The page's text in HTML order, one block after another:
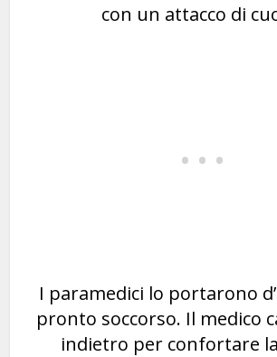
con un attacco di
I paramedici lo portarono
pronto soccorso. Il medico
indietro per confortare